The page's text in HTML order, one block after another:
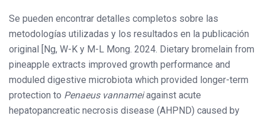
Se pueden encontrar detalles completos sobre las
metodologías utilizadas y los resultados en la publicación
original [Ng, W-K y M-L Mong. 2024. Dietary bromelain from
pineapple extracts improved growth performance and
moduled digestive microbiota which provided longer-term
protection to Penaeus vannameiagainst acute
hepatopancreatic necrosis disease (AHPND) caused by